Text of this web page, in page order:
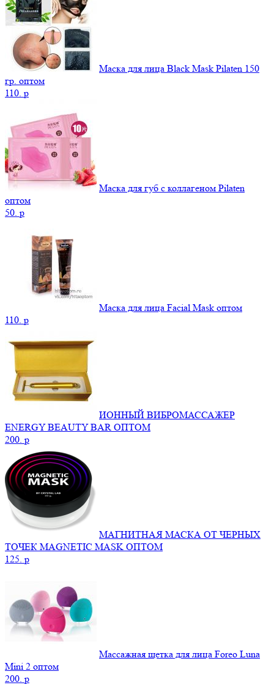
Маска для лица Black Mask Pilaten 150
гр. оптом
110. p
Маска для губ с коллагеном Pilaten
оптом
50. p
Маска для лица Facial Mask оптом
110. p
ИОННЫЙ ВИБРОМАССАЖЕР
ENERGY BEAUTY BAR ОПТОМ
200. p
МАГНИТНАЯ МАСКА ОТ ЧЕРНЫХ
ТОЧЕК MAGNETIC MASK ОПТОМ
125. p
Массажная щетка для лица Foreo Luna
Mini 2 оптом
200. p